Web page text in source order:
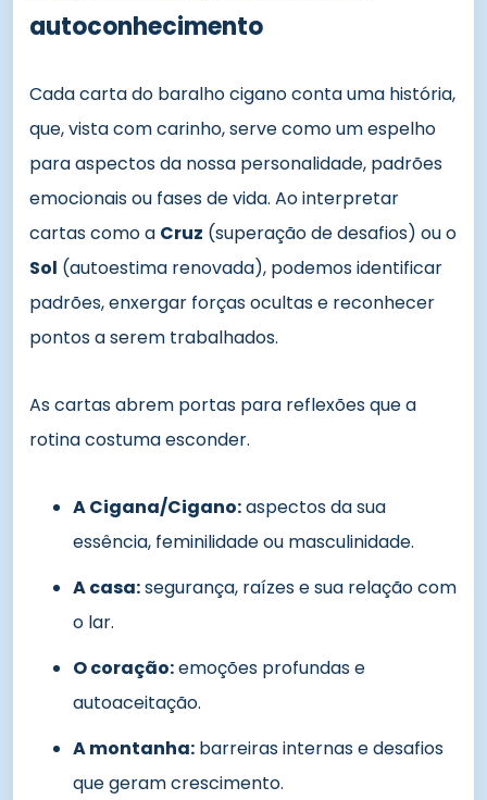
autoconhecimento
Cada carta do baralho cigano conta uma história,
que, vista com carinho, serve como um espelho
para aspectos da nossa personalidade, padrões
emocionais ou fases de vida. Ao interpretar
cartas como a Cruz (superação de desafios) ou o
Sol (autoestima renovada), podemos identificar
padrões, enxergar forças ocultas e reconhecer
pontos a serem trabalhados.
As cartas abrem portas para reflexões que a
rotina costuma esconder.
A Cigana/Cigano:aspectos da sua
essência, feminilidade ou masculinidade.
A casa:segurança, raízes e sua relação com
o lar.
O coração:emoções profundas e
autoaceitação.
A montanha: barreiras internas e desafios
que geram crescimento.